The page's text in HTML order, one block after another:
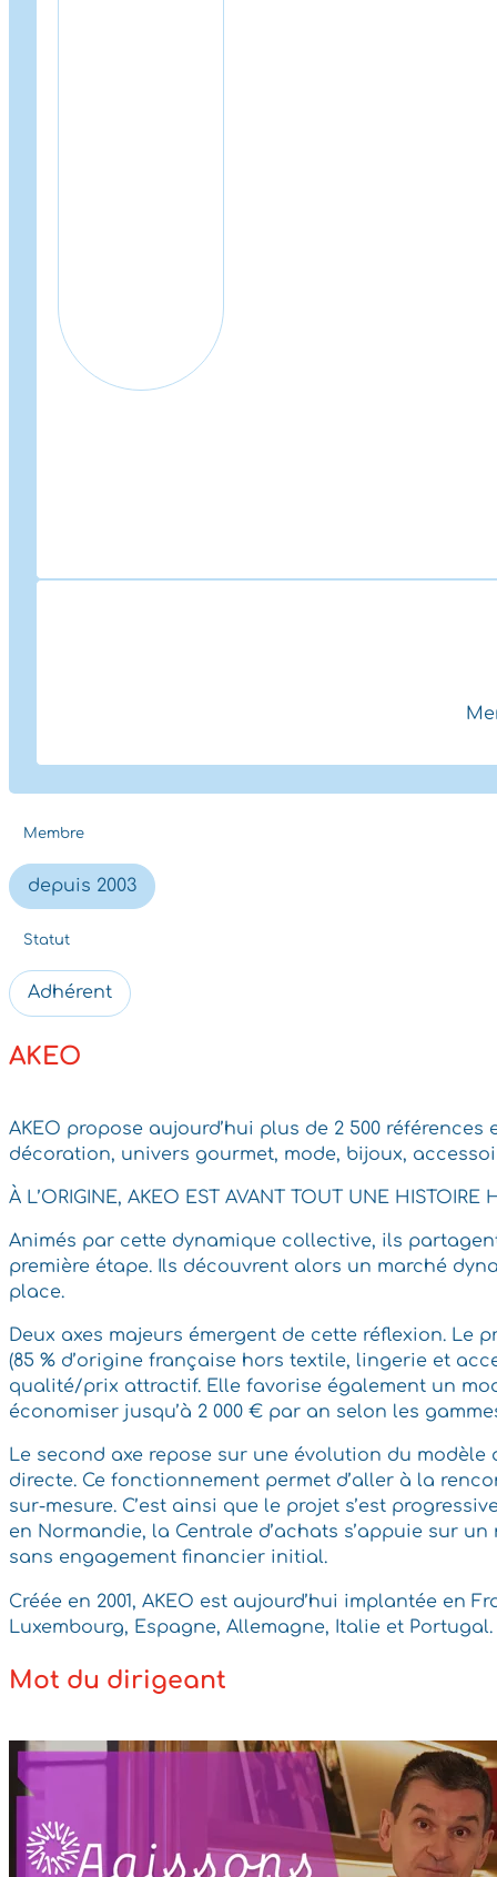
Membre
depuis 2003
Statut
Adhérent
AKEO
AKEO propose aujourd’hui plus de 2 500
décoration, univers gourmet, mode, bijoux,
À L’ORIGINE, AKEO EST AVANT TOUT UNE HISTOIRE
Animés par cette dynamique collective, ils
première étape. Ils découvrent alors un marché
place.
Deux axes majeurs émergent de cette réflexion.
(85 % d’origine française hors textile, lingerie et
qualité/prix attractif. Elle favorise également un
économiser jusqu’à 2 000 € par an selon les
Le second axe repose sur une évolution du
directe. Ce fonctionnement permet d’aller à la
sur-mesure. C’est ainsi que le projet s’est
en Normandie, la Centrale d’achats s’appuie sur
sans engagement financier initial.
Créée en 2001, AKEO est aujourd’hui implantée
Luxembourg, Espagne, Allemagne, Italie et Portugal.
Mot du dirigeant